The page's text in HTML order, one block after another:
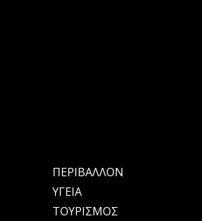
ΠΕΡΙΒΑΛΛΟΝ
ΥΓΕΙΑ
ΤΟΥΡΙΣΜΟΣ